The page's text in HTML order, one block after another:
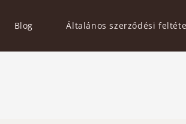
Blog Általános szerződési